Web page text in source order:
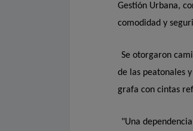
Gestión Urbana,
comodidad y
Se otorgaron
de las peatonales
grafa con cintas
"Una